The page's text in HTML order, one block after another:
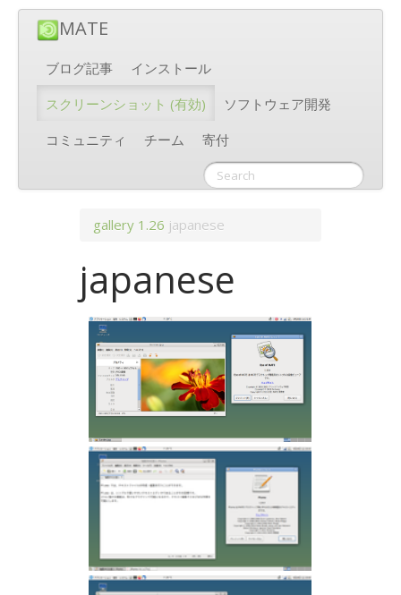
MATE
ブログ記事
インストール
スクリーンショット (有効)
ソフトウェア開発
コミュニティ
チーム 寄付
gallery 1.26 japanese
japanese